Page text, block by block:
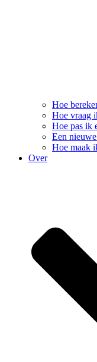
Hoe
Hoe vraag
Hoe pas ik
Een
Hoe maak
Over